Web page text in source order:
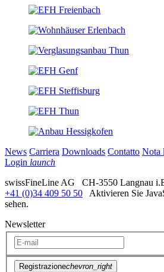
News Carriera Downloads Contatto Nota
Login launch
swissFineLine AG CH-3550 Langnau
+41 (0)34 409 50 50
Aktivieren Sie
sehen.
Newsletter
Registrazionechevron_right